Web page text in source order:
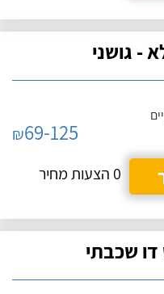
- גושני
₪69-125
0 הצעות מחיר
שכבתי